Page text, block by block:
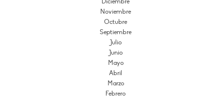
Noviembre
Octubre
Septiembre
Julio
Junio
Mayo
Abril
Marzo
Febrero